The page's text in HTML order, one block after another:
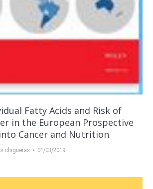
Fatty Acids and Risk of
in the European Prospective
Cancer and Nutrition
chigueras 01/03/2019